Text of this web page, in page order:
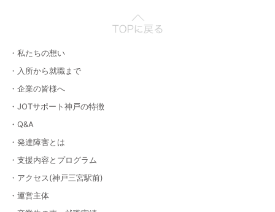
・私たちの想い
・入所から就職まで
・企業の皆様へ
・JOTサポート神戸の特徴
・Q&A
・発達障害とは
・支援内容とプログラム
・アクセス(神戸三宮駅前)
・運営主体